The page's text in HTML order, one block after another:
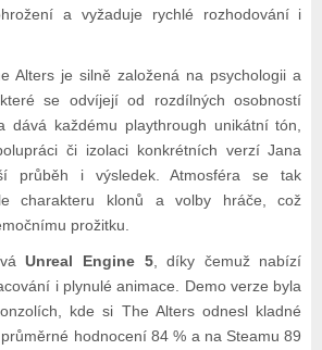
a vyžaduje rychlé rozhodování i
Alters je silně založená na psychologii a
se odvíjejí od rozdílných osobností
dává každému playthrough unikátní tón,
či izolaci konkrétních verzí Jana
průběh i výsledek. Atmosféra se tak
charakteru klonů a volby hráče, což
prožitku.
Unreal Engine 5, díky čemuž nabízí
i plynulé animace. Demo verze byla
kde si The Alters odnesl kladné
hodnocení 84 % a na Steamu 89